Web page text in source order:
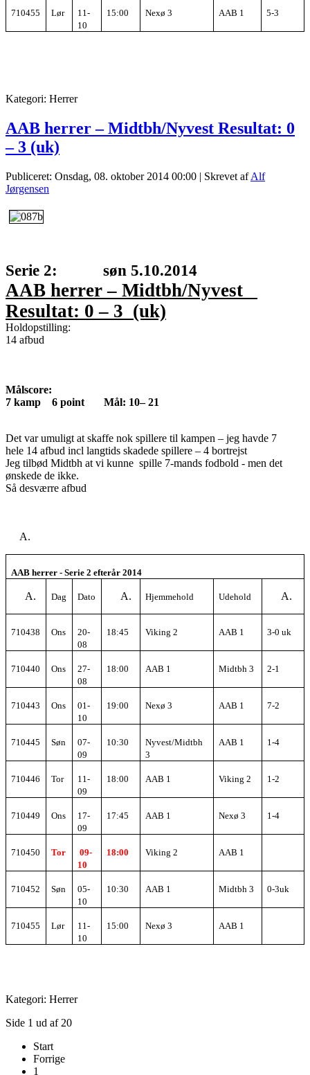
710455 Lør
11-
10
15:00 Nexø 3 AAB 1 5-3
Kategori: Herrer
AAB herrer – Midtbh/Nyvest Resultat: 0
– 3 (uk)
Publiceret: Onsdag, 08. oktober 2014 00:00 | Skrevet afAlf
Jørgensen
Serie 2: søn 5.10.2014
AAB herrer – Midtbh/Nyvest
Resultat: 0 – 3 (uk)
Holdopstilling:
14 afbud
Målscore:
7 kamp 6 point Mål: 10– 21
Det var umuligt at skaffe nok spillere til kampen – jeg havde 7
hele 14 afbud incl langtids skadede spillere – 4 bortrejst
Jeg tilbød Midtbh at vi kunne spille 7-mands fodbold - men det
ønskede de ikke.
Så desværre afbud
AAB herrer - Serie 2 efterår 2014
Dag Dato Hjemmehold Udehold
710438 Ons
20-
08
18:45 Viking 2 AAB 1 3-0 uk
710440 Ons
27-
08
18:00 AAB 1 Midtbh 3 2-1
710443 Ons
01-
10
19:00 Nexø 3 AAB 1 7-2
710445 Søn
07-
09
10:30
Nyvest/Midtbh
3
AAB 1 1-4
710446 Tor
11-
09
18:00 AAB 1 Viking 2 1-2
710449 Ons
17-
09
17:45 AAB 1 Nexø 3 1-4
710450 Tor
09-
10
18:00 Viking 2 AAB 1
710452 Søn
05-
10
10:30 AAB 1 Midtbh 3 0-3uk
710455 Lør
11-
10
15:00 Nexø 3 AAB 1
Kategori: Herrer
Side 1 ud af 20
Start
Forrige
1